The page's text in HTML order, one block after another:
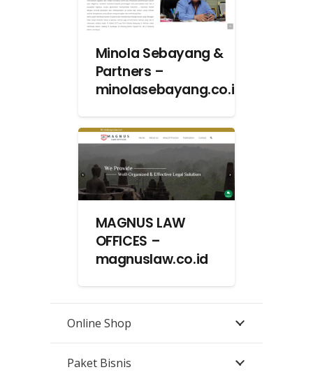
Minola Sebayang &
Partners –
minolasebayang.co.id
MAGNUS LAW
OFFICES –
magnuslaw.co.id
Online Shop
Paket Bisnis